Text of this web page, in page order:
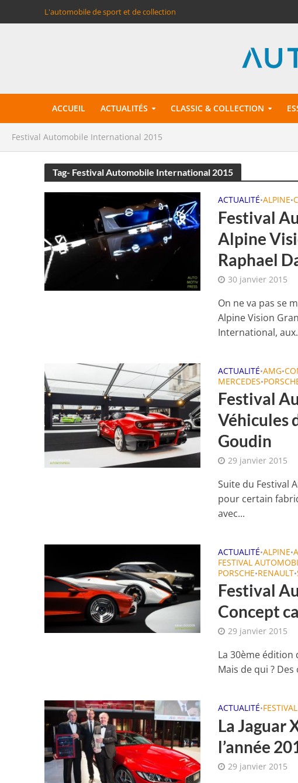
L'automobile de sport et de collection
ACCUEIL ACTUALITÉS CLASSIC & COLLECTION
Festival Automobile International 2015
Tag- Festival Automobile International 2015
ACTUALITÉ•ALPINE•
Festival
Alpine
Raphael
30 janvier 2015
On ne va pas se
Alpine Vision
International,
ACTUALITÉ•AMG•
MERCEDES•
Festival
Véhicules
Goudin
29 janvier 2015
Suite du Festival
pour certain
avec...
ACTUALITÉ•ALPINE•
FESTIVAL
PORSCHE•RENAULT•
Festival
Concept
29 janvier 2015
La 30ème
Mais de qui ?
ACTUALITÉ•
La Jaguar
l’année
29 janvier 2015